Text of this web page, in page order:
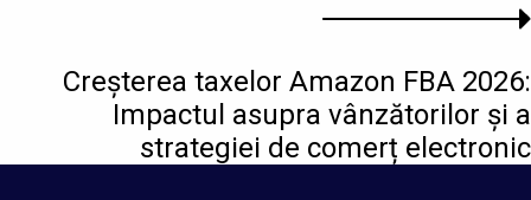
Creșterea taxelor Amazon FBA 2026:
Impactul asupra vânzătorilor și a
strategiei de comerț electronic